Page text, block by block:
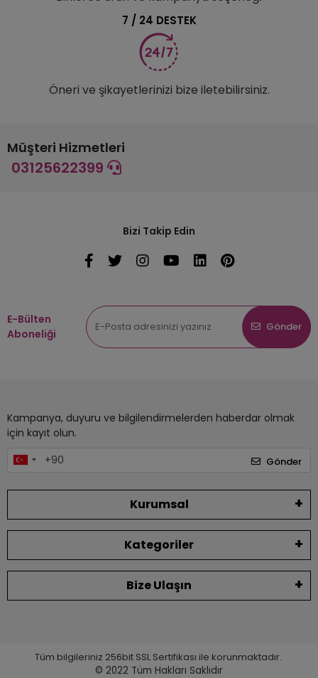
7 / 24 DESTEK
Öneri ve şikayetlerinizi bize iletebilirsiniz.
Müşteri Hizmetleri
03125622399
Bizi Takip Edin
E-Bülten
Aboneliği
Gönder
Kampanya, duyuru ve bilgilendirmelerden haberdar olmak
için kayıt olun.
Gönder
Kurumsal
Kategoriler
Bize Ulaşın
Tüm bilgileriniz 256bit SSL Sertifikası ile korunmaktadır.
© 2022 Tüm Hakları Saklıdır